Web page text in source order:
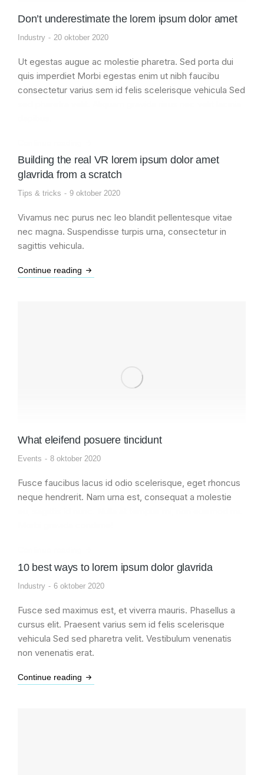
Don’t underestimate the lorem ipsum dolor amet
Industry 20 oktober 2020
Ut egestas augue ac molestie pharetra. Sed porta dui
quis imperdiet Morbi egestas enim ut nibh faucibu
consectetur varius sem id felis scelerisque vehicula Sed
Building the real VR lorem ipsum dolor amet
glavrida from a scratch
Tips & tricks 9 oktober 2020
Vivamus nec purus nec leo blandit pellentesque vitae
nec magna. Suspendisse turpis urna, consectetur in
sagittis vehicula.
Continue reading
What eleifend posuere tincidunt
Events 8 oktober 2020
Fusce faucibus lacus id odio scelerisque, eget rhoncus
neque hendrerit. Nam urna est, consequat a molestie
10 best ways to lorem ipsum dolor glavrida
Industry 6 oktober 2020
Fusce sed maximus est, et viverra mauris. Phasellus a
cursus elit. Praesent varius sem id felis scelerisque
vehicula Sed sed pharetra velit. Vestibulum venenatis
non venenatis erat.
Continue reading